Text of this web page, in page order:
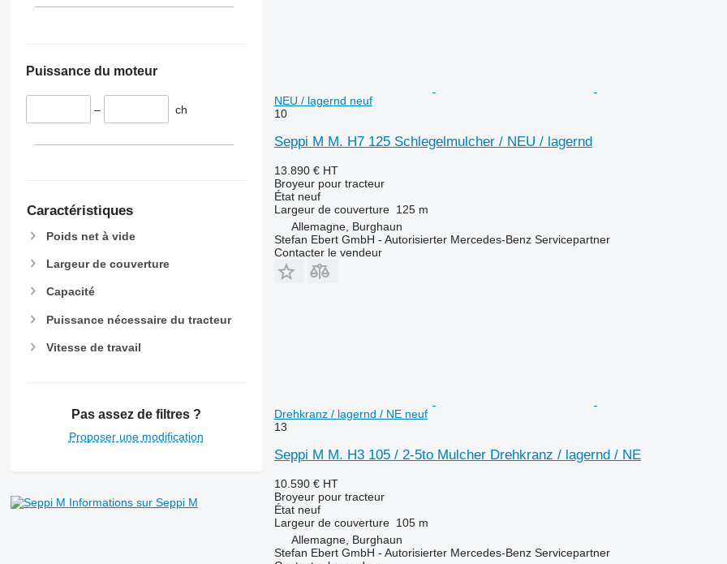
Puissance du moteur
– ch
Caractéristiques
Poids net à vide
Largeur de couverture
Capacité
Puissance nécessaire du tracteur
Vitesse de travail
Pas assez de filtres ?
Proposer une modification
Informations sur Seppi M
NEU / lagernd neuf
10
Seppi M M. H7 125 Schlegelmulcher / NEU / lagernd
13.890 € HT
Broyeur pour tracteur
Étatneuf
Largeur de couverture 125 m
Allemagne, Burghaun
Stefan Ebert GmbH - Autorisierter Mercedes-Benz Servicepartner
Contacter le vendeur
Drehkranz / lagernd / NE neuf
13
Seppi M M. H3 105 / 2-5to Mulcher Drehkranz / lagernd / NE
10.590 € HT
Broyeur pour tracteur
Étatneuf
Largeur de couverture 105 m
Allemagne, Burghaun
Stefan Ebert GmbH - Autorisierter Mercedes-Benz Servicepartner